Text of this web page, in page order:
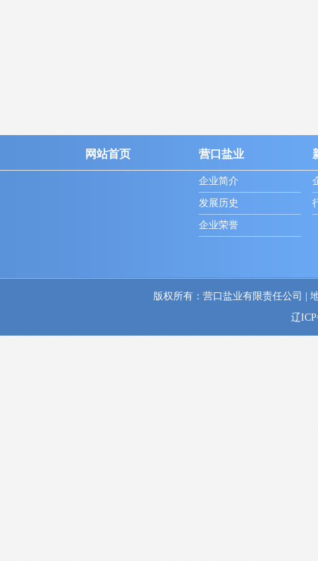
网站首页 营口盐业
企业简介
发展历史
企业荣誉
版权所有：营口盐业有限责任公司 |
辽ICP